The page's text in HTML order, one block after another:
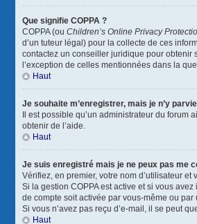
Que signifie COPPA ?
COPPA (ou Children’s Online Privacy
d’un tuteur légal) pour la collecte de ces
contactez un conseiller juridique pour obtenir
l’exception de celles mentionnées dans la
Haut
Je souhaite m’enregistrer, mais je n’y
Il est possible qu’un administrateur du
obtenir de l’aide.
Haut
Je suis enregistré mais je ne peux pas me
Vérifiez, en premier, votre nom d’utilisateur
Si la gestion COPPA est active et si vous
de compte soit activée par vous-même ou
Si vous n’avez pas reçu d’e-mail, il se peut
Haut